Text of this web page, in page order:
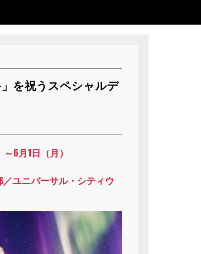
-」を祝うスペシャルデ
6月1日（月）
ユニバーサル・シティウ